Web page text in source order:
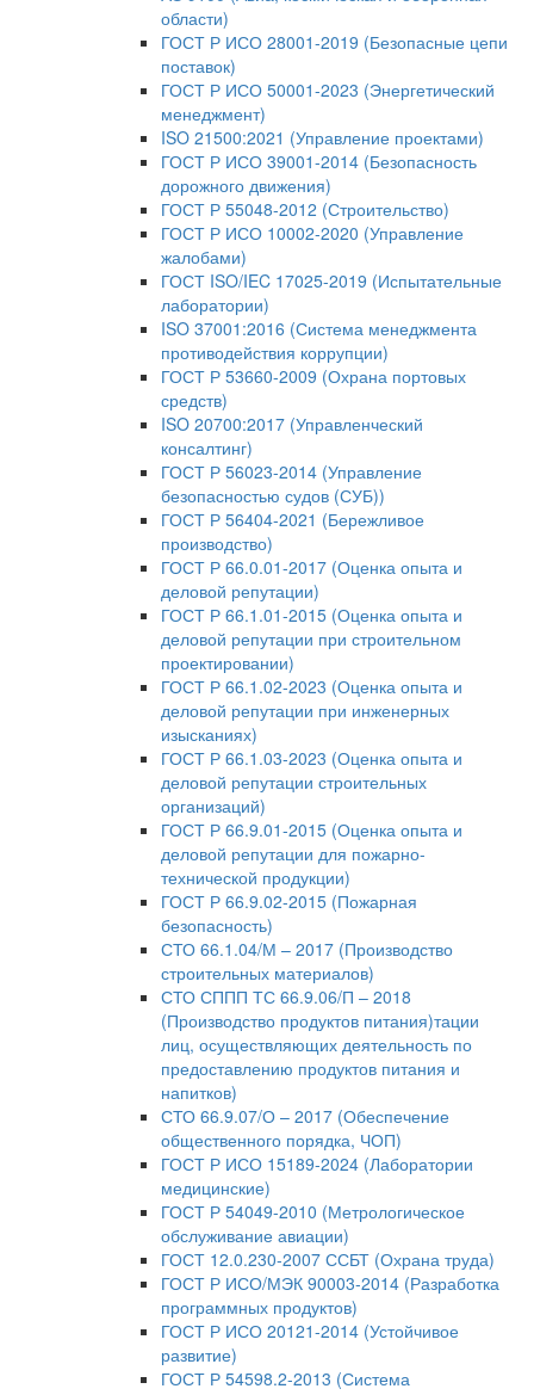
области)
ГОСТ Р ИСО 28001-2019 (Безопасные цепи
поставок)
ГОСТ Р ИСО 50001-2023 (Энергетический
менеджмент)
ISO 21500:2021 (Управление проектами)
ГОСТ Р ИСО 39001-2014 (Безопасность
дорожного движения)
ГОСТ Р 55048-2012 (Строительство)
ГОСТ Р ИСО 10002-2020 (Управление
жалобами)
ГОСТ ISO/IEC 17025-2019 (Испытательные
лаборатории)
ISO 37001:2016 (Система менеджмента
противодействия коррупции)
ГОСТ Р 53660-2009 (Охрана портовых
средств)
ISO 20700:2017 (Управленческий
консалтинг)
ГОСТ Р 56023-2014 (Управление
безопасностью судов (СУБ))
ГОСТ Р 56404-2021 (Бережливое
производство)
ГОСТ Р 66.0.01-2017 (Оценка опыта и
деловой репутации)
ГОСТ Р 66.1.01-2015 (Оценка опыта и
деловой репутации при строительном
проектировании)
ГОСТ Р 66.1.02-2023 (Оценка опыта и
деловой репутации при инженерных
изысканиях)
ГОСТ Р 66.1.03-2023 (Оценка опыта и
деловой репутации строительных
организаций)
ГОСТ Р 66.9.01-2015 (Оценка опыта и
деловой репутации для пожарно-
технической продукции)
ГОСТ Р 66.9.02-2015 (Пожарная
безопасность)
СТО 66.1.04/М – 2017 (Производство
строительных материалов)
СТО СППП ТС 66.9.06/П – 2018
(Производство продуктов питания)тации
лиц, осуществляющих деятельность по
предоставлению продуктов питания и
напитков)
СТО 66.9.07/О – 2017 (Обеспечение
общественного порядка, ЧОП)
ГОСТ Р ИСО 15189-2024 (Лаборатории
медицинские)
ГОСТ Р 54049-2010 (Метрологическое
обслуживание авиации)
ГОСТ 12.0.230-2007 ССБТ (Охрана труда)
ГОСТ Р ИСО/МЭК 90003-2014 (Разработка
программных продуктов)
ГОСТ Р ИСО 20121-2014 (Устойчивое
развитие)
ГОСТ Р 54598.2-2013 (Система